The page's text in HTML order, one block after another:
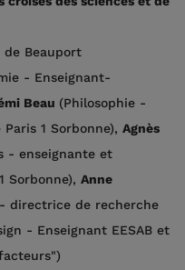
de Beauport
- Enseignant-
Beau (Philosophie -
1 Sorbonne), Agnès
- enseignante et
Sorbonne), Anne
directrice de recherche
- Enseignant EESAB et